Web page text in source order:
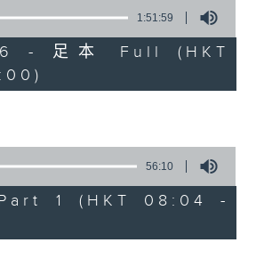
1:51:59
- 足本 Full (HKT
56:10
1 (HKT 08:04 -